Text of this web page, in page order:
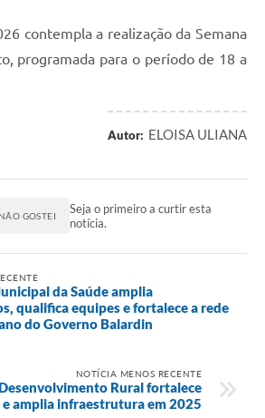
contempla a realização da Semana
programada para o período de 18 a
Autor: ELOISA ULIANA
NÃO GOSTEI
Seja o primeiro a curtir esta
notícia.
da Saúde amplia
qualifica equipes e fortalece a rede
do Governo Balardin
NOTÍCIA MENOS RECENTE
Rural fortalece
amplia infraestrutura em 2025